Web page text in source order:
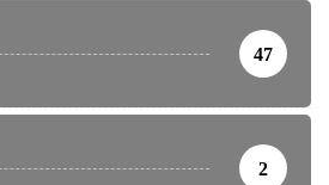
47
2